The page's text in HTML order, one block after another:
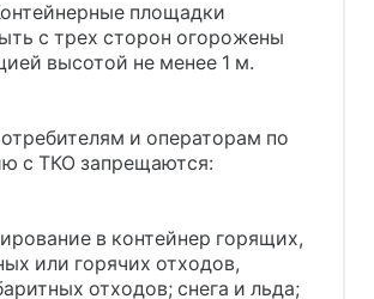
площадки
с трех сторон огорожены
высотой не менее 1 м.
и операторам по
с ТКО запрещаются:
в контейнер горящих,
или горячих отходов,
отходов; снега и льда;